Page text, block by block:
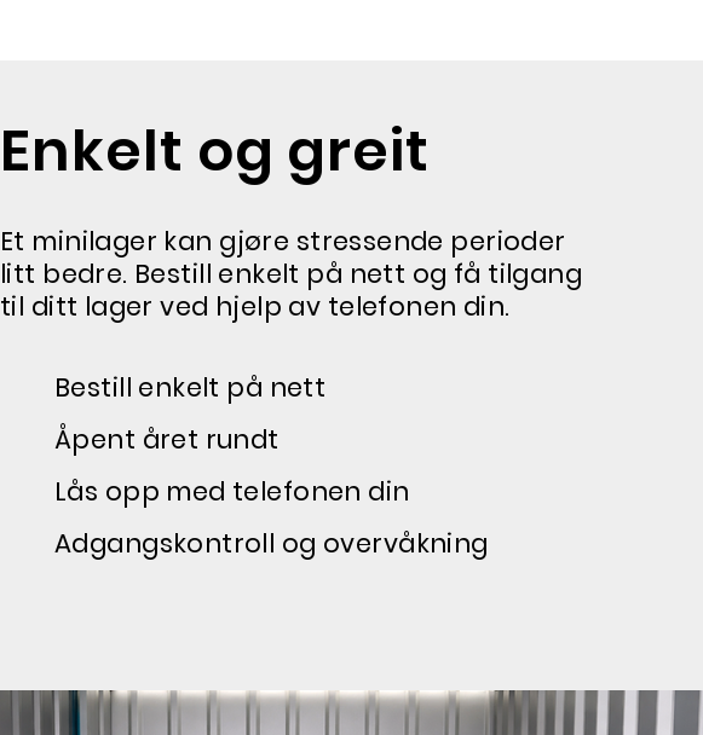
Enkelt og greit
Et minilager kan gjøre stressende perioder
litt bedre. Bestill enkelt på nett og få tilgang
til ditt lager ved hjelp av telefonen din.
Bestill enkelt på nett
Åpent året rundt
Lås opp med telefonen din
Adgangskontroll og overvåkning